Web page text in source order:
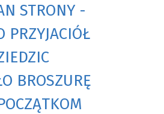
STRONY -
PRZYJACIÓŁ
BROSZURĘ